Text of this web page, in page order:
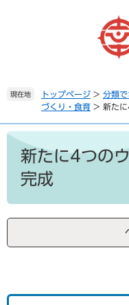
。
て
本
現在地 トップページ > 分類で
づくり・食育 > 新た
本
新たに4つの
完成